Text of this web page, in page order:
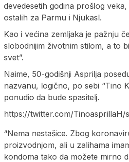
devedesetih godina prošlog
ostalih za Parmu i Njukasl.
Kao i većina zemljaka je pažnju
slobodnijim životnim stilom, a to
svet”.
Naime, 50-godišnji Asprilja
nazvanu, logično, po sebi “Tino
ponudio da bude spasitelj.
https://twitter.com/TinoasprillaH/
“Nema nestašice. Zbog
proizvodnjom, ali u zalihama
kondoma tako da možete mirno